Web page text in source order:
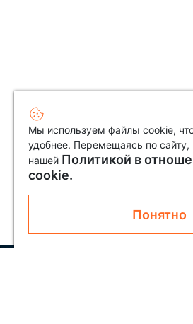
Мы используем файлы cookie,
удобнее. Перемещаясь по сайту,
нашей Политикой в
cookie.
Понятно